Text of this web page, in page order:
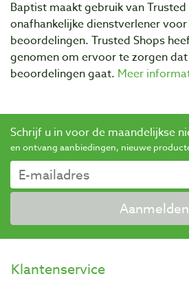
Baptist maakt gebruik van Trusted
onafhankelijke dienstverlener
beoordelingen. Trusted Shops
genomen om ervoor te zorgen
beoordelingen gaat. Meer
Schrijf u in voor de maandelijkse
en ontvang aanbiedingen, nieuwe
Aanmelden
Klantenservice